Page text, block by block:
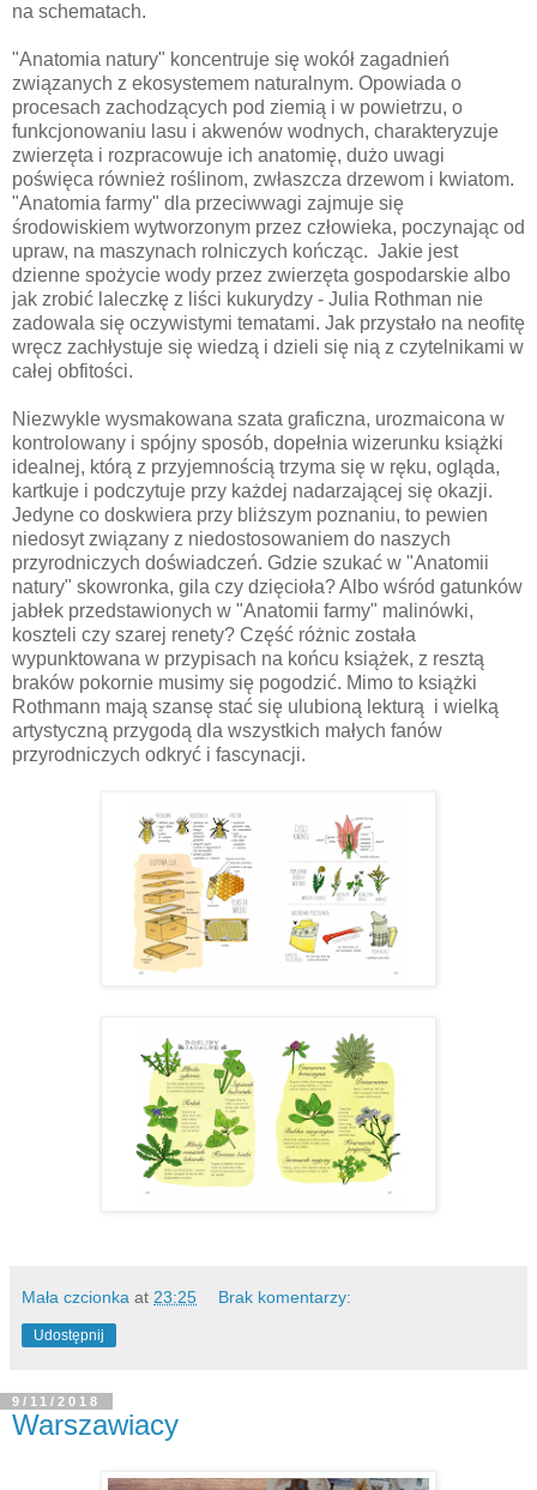
na schematach.
"Anatomia natury" koncentruje się wokół zagadnień
związanych z ekosystemem naturalnym. Opowiada o
procesach zachodzących pod ziemią i w powietrzu, o
funkcjonowaniu lasu i akwenów wodnych, charakteryzuje
zwierzęta i rozpracowuje ich anatomię, dużo uwagi
poświęca również roślinom, zwłaszcza drzewom i kwiatom.
"Anatomia farmy" dla przeciwwagi zajmuje się
środowiskiem wytworzonym przez człowieka, poczynając od
upraw, na maszynach rolniczych kończąc. Jakie jest
dzienne spożycie wody przez zwierzęta gospodarskie albo
jak zrobić laleczkę z liści kukurydzy - Julia Rothman nie
zadowala się oczywistymi tematami. Jak przystało na neofitę
wręcz zachłystuje się wiedzą i dzieli się nią z czytelnikami w
całej obfitości.
Niezwykle wysmakowana szata graficzna, urozmaicona w
kontrolowany i spójny sposób, dopełnia wizerunku książki
idealnej, którą z przyjemnością trzyma się w ręku, ogląda,
kartkuje i podczytuje przy każdej nadarzającej się okazji.
Jedyne co doskwiera przy bliższym poznaniu, to pewien
niedosyt związany z niedostosowaniem do naszych
przyrodniczych doświadczeń. Gdzie szukać w "Anatomii
natury" skowronka, gila czy dzięcioła? Albo wśród gatunków
jabłek przedstawionych w "Anatomii farmy" malinówki,
koszteli czy szarej renety? Część różnic została
wypunktowana w przypisach na końcu książek, z resztą
braków pokornie musimy się pogodzić. Mimo to książki
Rothmann mają szansę stać się ulubioną lekturą i wielką
artystyczną przygodą dla wszystkich małych fanów
przyrodniczych odkryć i fascynacji.
Mała czcionka at 23:25 Brak komentarzy:
Udostępnij
9/11/2018
Warszawiacy